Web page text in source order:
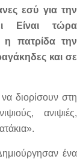
εσύ για την
Είναι τώρα
η πατρίδα την
και σε
διορίσουν στη
ανιψιές,
ένα